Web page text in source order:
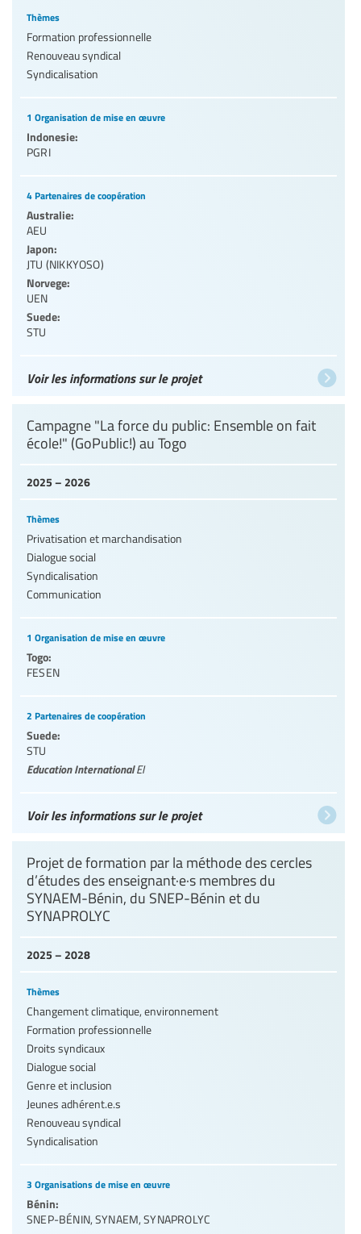
Thèmes
Formation professionnelle
Renouveau syndical
Syndicalisation
1 Organisation de mise en œuvre
Indonesie:
PGRI
4 Partenaires de coopération
Australie:
AEU
Japon:
JTU (NIKKYOSO)
Norvege:
UEN
Suede:
STU
Voir les informations sur le projet
2025 – 2026
Campagne "La force du public: Ensemble on fait
école!" (GoPublic!) au Togo
Thèmes
Privatisation et marchandisation
Dialogue social
Syndicalisation
Communication
1 Organisation de mise en œuvre
Togo:
FESEN
2 Partenaires de coopération
Suede:
STU
Education InternationalEI
Voir les informations sur le projet
2025 – 2028
Projet de formation par la méthode des cercles
d’études des enseignant·e·s membres du
SYNAEM-Bénin, du SNEP-Bénin et du
SYNAPROLYC
Thèmes
Changement climatique, environnement
Formation professionnelle
Droits syndicaux
Dialogue social
Genre et inclusion
Jeunes adhérent.e.s
Renouveau syndical
Syndicalisation
3 Organisations de mise en œuvre
Bénin:
SNEP-BÉNIN, SYNAEM,SYNAPROLYC